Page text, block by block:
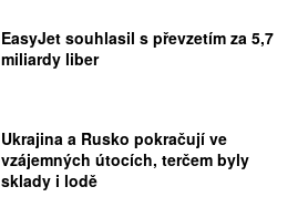
EasyJet souhlasil s převzetím za 5,7
miliardy liber
Ukrajina a Rusko pokračují ve
vzájemných útocích, terčem byly
sklady i lodě